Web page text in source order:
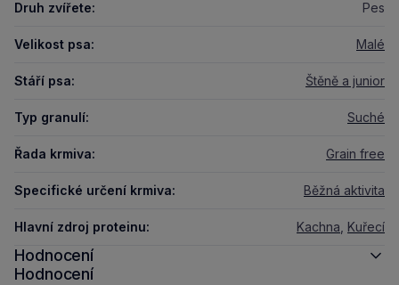
Druh zvířete: Pes
Velikost psa: Malé
Stáří psa: Štěně a junior
Typ granulí: Suché
Řada krmiva: Grain free
Specifické určení krmiva: Běžná aktivita
Hlavní zdroj proteinu: Kachna Kuřecí
Hodnocení
Hodnocení